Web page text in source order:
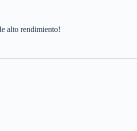
alto rendimiento!